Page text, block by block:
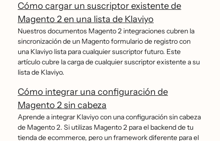
Cómo cargar un suscriptor existente de
Magento 2 en una lista de Klaviyo
Nuestros documentos Magento 2 integraciones cubren la
sincronización de un Magento formulario de registro con
una Klaviyo lista para cualquier suscriptor futuro. Este
artículo cubre la carga de cualquier suscriptor existente a su
lista de Klaviyo.
Cómo integrar una configuración de
Magento 2 sin cabeza
Aprende a integrar Klaviyo con una configuración sin cabeza
de Magento 2. Si utilizas Magento 2 para el backend de tu
tienda de ecommerce, pero un framework diferente para el